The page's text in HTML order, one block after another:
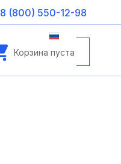
8 (800) 550-12-98
Корзина пуста